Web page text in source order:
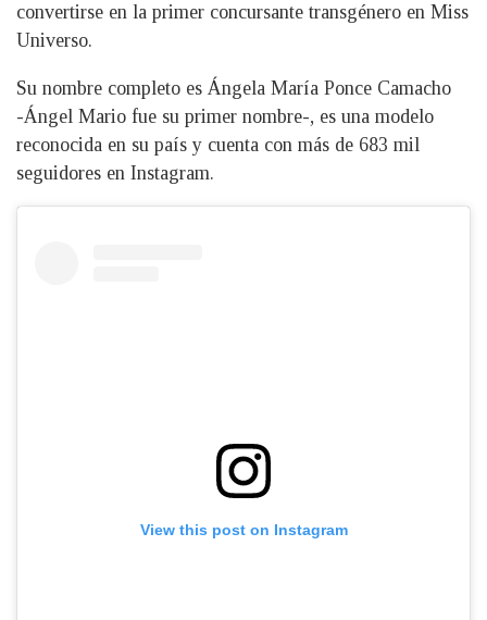
convertirse en la primer concursante transgénero en Miss
Universo.
Su nombre completo es Ángela María Ponce Camacho
-Ángel Mario fue su primer nombre-, es una modelo
reconocida en su país y cuenta con más de 683 mil
seguidores en Instagram.
View this post on Instagram